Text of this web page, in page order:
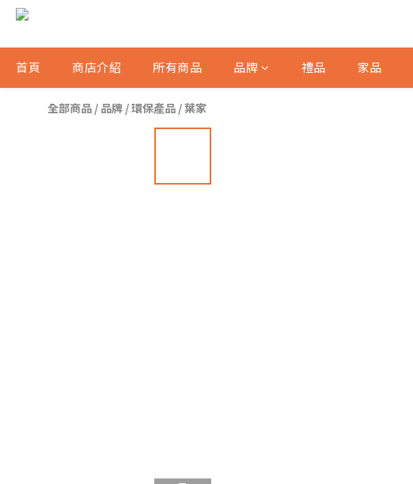
首頁 商店介紹 所有商品 品牌 禮品 家品
全部商品 / 品牌 /環保產品 /葉家